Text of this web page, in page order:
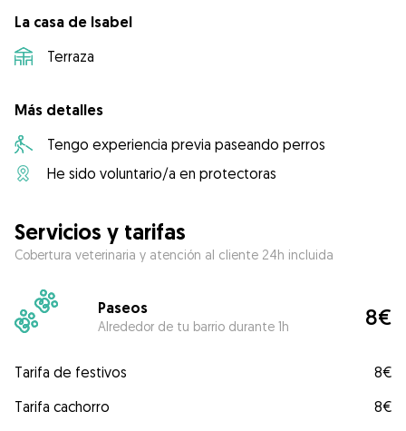
La casa de Isabel
Terraza
Más detalles
Tengo experiencia previa paseando perros
He sido voluntario/a en protectoras
Servicios y tarifas
Cobertura veterinaria y atención al cliente 24h incluida
Paseos
Alrededor de tu barrio durante 1h 8€
Tarifa de festivos
8€
Tarifa cachorro
8€